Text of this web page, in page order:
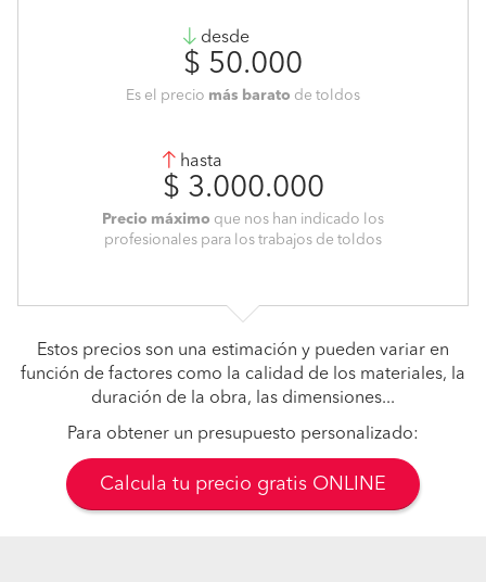
desde
$ 50.000
Es el precio más barato de toldos
hasta
$ 3.000.000
Precio máximo que nos han indicado los
profesionales para los trabajos de toldos
Estos precios son una estimación y pueden variar en
función de factores como la calidad de los materiales, la
duración de la obra, las dimensiones...
Para obtener un presupuesto personalizado:
Calcula tu precio gratis ONLINE